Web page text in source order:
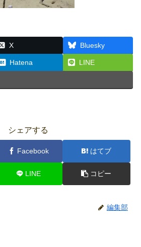
X
Bluesky
Hatena LINE
シェアする
Facebook はてブ
LINE コピー
編集部